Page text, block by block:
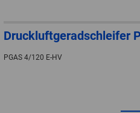
Druckluftgeradschleifer
PGAS 4/120 E-HV